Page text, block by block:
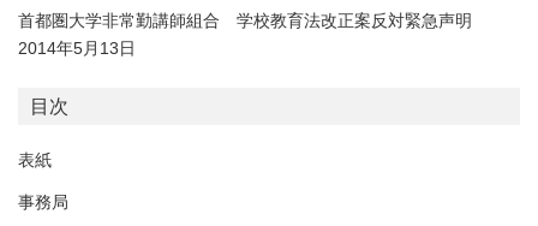
首都圏大学非常勤講師組合 学校教育法改正案反対緊急声明
2014年5月13日
目次
表紙
事務局